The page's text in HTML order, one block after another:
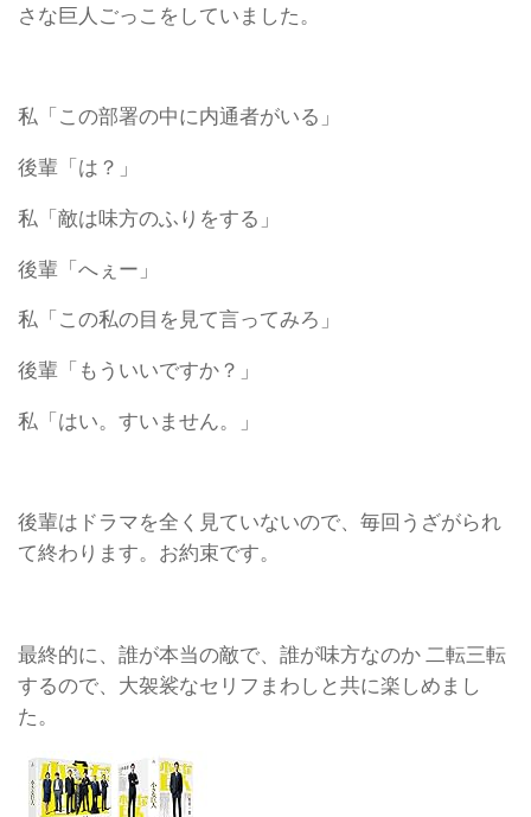
さな巨人ごっこをしていました。
私「この部署の中に内通者がいる」
後輩「は？」
私「敵は味方のふりをする」
後輩「へぇー」
私「この私の目を見て言ってみろ」
後輩「もういいですか？」
私「はい。すいません。」
後輩はドラマを全く見ていないので、毎回うざがられ
て終わります。お約束です。
最終的に、誰が本当の敵で、誰が味方なのか 二転三転
するので、大袈裟なセリフまわしと共に楽しめまし
た。